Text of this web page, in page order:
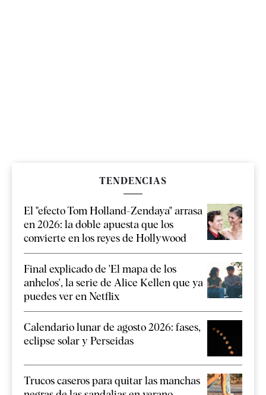
TENDENCIAS
El "efecto Tom Holland-Zendaya" arrasa
en 2026: la doble apuesta que los
convierte en los reyes de Hollywood
Final explicado de 'El mapa de los
anhelos', la serie de Alice Kellen que ya
puedes ver en Netflix
Calendario lunar de agosto 2026: fases,
eclipse solar y Perseidas
Trucos caseros para quitar las manchas